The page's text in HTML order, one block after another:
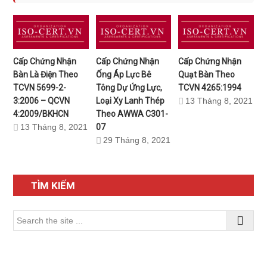
Cấp Chứng Nhận
Bàn Là Điện Theo
TCVN 5699-2-
3:2006 – QCVN
4:2009/BKHCN
13 Tháng 8, 2021
Cấp Chứng Nhận
Ống Áp Lực Bê
Tông Dự Ứng Lực,
Loại Xy Lanh Thép
Theo AWWA C301-
07
29 Tháng 8, 2021
Cấp Chứng Nhận
Quạt Bàn Theo
TCVN 4265:1994
13 Tháng 8, 2021
chính
TÌM KIẾM
Search
the